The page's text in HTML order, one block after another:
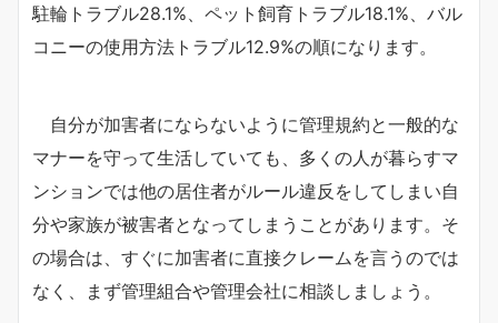
駐輪トラブル28.1%、ペット飼育トラブル18.1%、バル
コニーの使用方法トラブル12.9%の順になります。
自分が加害者にならないように管理規約と一般的な
マナーを守って生活していても、多くの人が暮らすマ
ンションでは他の居住者がルール違反をしてしまい自
分や家族が被害者となってしまうことがあります。そ
の場合は、すぐに加害者に直接クレームを言うのでは
なく、まず管理組合や管理会社に相談しましょう。